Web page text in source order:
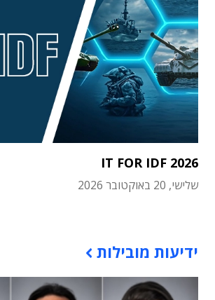
IT FOR IDF 2026
שלישי, 20 באוקטובר 2026
ידיעות מובילות